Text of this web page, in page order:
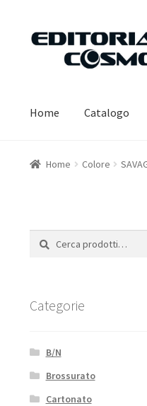
Vai
navigazione
Vai
Home Catalogo
Home Colore
Cerca:
Cerca
Categorie
B/N
Brossurato
Cartonato